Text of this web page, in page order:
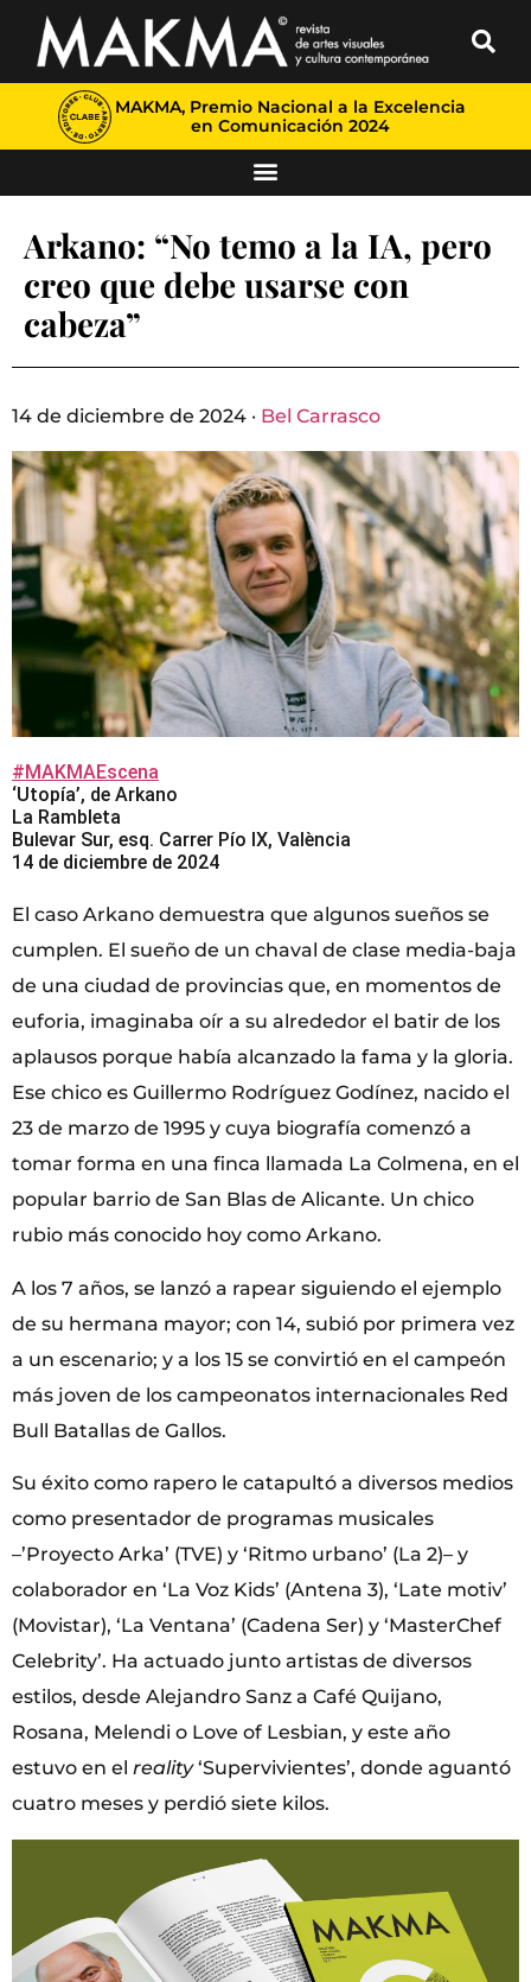
MAKMA, Premio Nacional a la Excelencia
en Comunicación 2024
Arkano: “No temo a la IA, pero
creo que debe usarse con
cabeza”
14 de diciembre de 2024 · Bel Carrasco
#MAKMAEscena
‘Utopía’, de Arkano
La Rambleta
Bulevar Sur, esq. Carrer Pío IX, València
14 de diciembre de 2024
El caso Arkano demuestra que algunos sueños se
cumplen. El sueño de un chaval de clase media-baja
de una ciudad de provincias que, en momentos de
euforia, imaginaba oír a su alrededor el batir de los
aplausos porque había alcanzado la fama y la gloria.
Ese chico es Guillermo Rodríguez Godínez, nacido el
23 de marzo de 1995 y cuya biografía comenzó a
tomar forma en una finca llamada La Colmena, en el
popular barrio de San Blas de Alicante. Un chico
rubio más conocido hoy como Arkano.
A los 7 años, se lanzó a rapear siguiendo el ejemplo
de su hermana mayor; con 14, subió por primera vez
a un escenario; y a los 15 se convirtió en el campeón
más joven de los campeonatos internacionales Red
Bull Batallas de Gallos.
Su éxito como rapero le catapultó a diversos medios
como presentador de programas musicales
–’Proyecto Arka’ (TVE) y ‘Ritmo urbano’ (La 2)– y
colaborador en ‘La Voz Kids’ (Antena 3), ‘Late motiv’
(Movistar), ‘La Ventana’ (Cadena Ser) y ‘MasterChef
Celebrity’. Ha actuado junto artistas de diversos
estilos, desde Alejandro Sanz a Café Quijano,
Rosana, Melendi o Love of Lesbian, y este año
estuvo en el reality‘Supervivientes’, donde aguantó
cuatro meses y perdió siete kilos.